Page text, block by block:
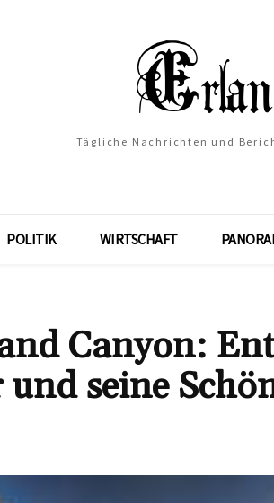
Tägliche Nachrichten und
POLITIK WIRTSCHAFT
Canyon:
seine